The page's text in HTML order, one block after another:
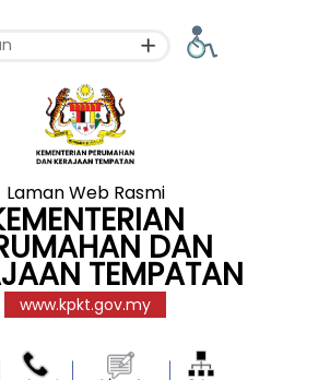
Laman Web Rasmi
DAN
TEMPATAN
www.kpkt.gov.my